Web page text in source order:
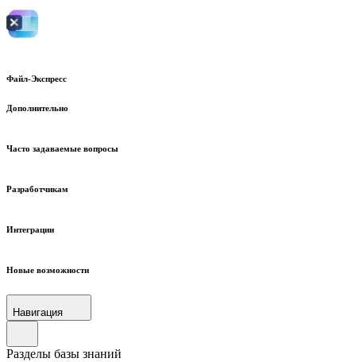
Файл-Экспресс
Дополнительно
Часто задаваемые вопросы
Разработчикам
Интеграции
Новые возможности
Навигация
Разделы базы знаний